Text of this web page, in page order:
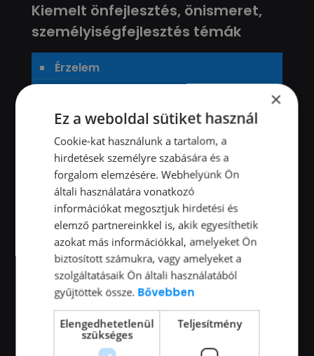
Kiemelt önfejlesztés, önismeret,
személyiségfejlesztés témák
Érzelem
Konfliktuskezelés
Önbecsülés
Önbizalom
Önfejlesztés
Önismeret
Párkapcsolat
Podcast
Segítség coachoknak
Stressz
×
Ez a weboldal sütiket használ
Cookie-kat használunk a tartalom, a
hirdetések személyre szabására és a
forgalom elemzésére. Webhelyünk Ön
általi használatára vonatkozó
információkat megosztjuk hirdetési és
elemző partnereinkkel is, akik egyesíthetik
azokat más információkkal, amelyeket Ön
biztosított számukra, vagy amelyeket a
szolgáltatásaik Ön általi használatából
gyűjtöttek össze. Bővebben
Elengedhetetlenül
szükséges
Teljesítmény